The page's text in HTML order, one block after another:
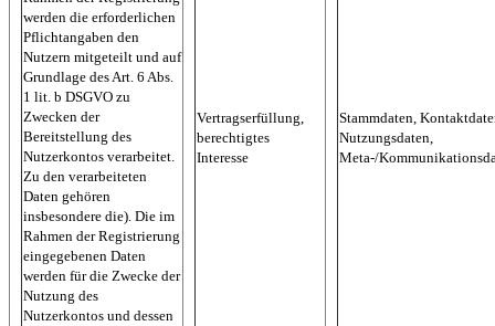
werden die erforderlichen
Pflichtangaben den
Nutzern mitgeteilt und auf
Grundlage des Art. 6 Abs.
1 lit. b DSGVO zu
Zwecken der
Bereitstellung des
Nutzerkontos verarbeitet.
Zu den verarbeiteten
Daten gehören
insbesondere die). Die im
Rahmen der Registrierung
eingegebenen Daten
werden für die Zwecke der
Nutzung des
Nutzerkontos und dessen
Vertragserfüllung,
berechtigtes
Interesse
Stammdaten,
Nutzungsdaten,
Meta-/